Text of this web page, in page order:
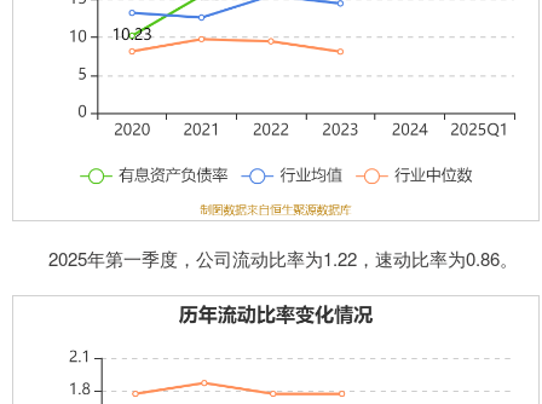
2025年第一季度，公司流动比率为1.22，速动比率为0.86。